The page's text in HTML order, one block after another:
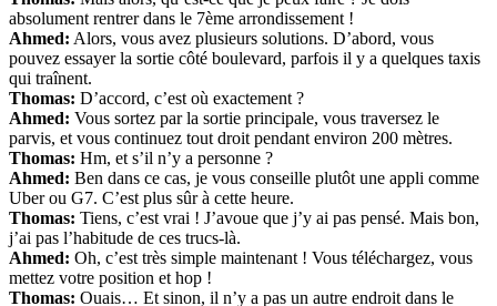
absolument rentrer dans le 7ème arrondissement !
Ahmed: Alors, vous avez plusieurs solutions. D’abord, vous
pouvez essayer la sortie côté boulevard, parfois il y a quelques taxis
qui traînent.
Thomas: D’accord, c’est où exactement ?
Ahmed: Vous sortez par la sortie principale, vous traversez le
parvis, et vous continuez tout droit pendant environ 200 mètres.
Thomas: Hm, et s’il n’y a personne ?
Ahmed: Ben dans ce cas, je vous conseille plutôt une appli comme
Uber ou G7. C’est plus sûr à cette heure.
Thomas: Tiens, c’est vrai ! J’avoue que j’y ai pas pensé. Mais bon,
j’ai pas l’habitude de ces trucs-là.
Ahmed: Oh, c’est très simple maintenant ! Vous téléchargez, vous
mettez votre position et hop !
Thomas: Ouais… Et sinon, il n’y a pas un autre endroit dans le